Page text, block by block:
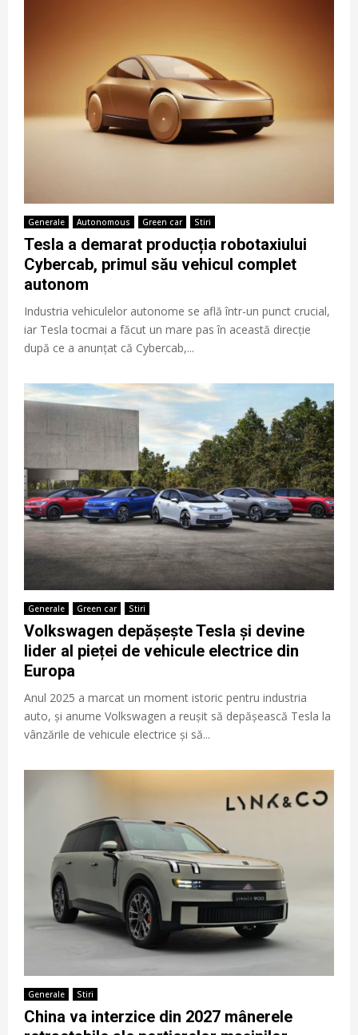
Generale Autonomous Green car Stiri
Tesla a demarat producția robotaxiului
Cybercab, primul său vehicul complet
autonom
Industria vehiculelor autonome se află într-un punct crucial,
iar Tesla tocmai a făcut un mare pas în această direcție
după ce a anunțat că Cybercab,...
Generale Green car Stiri
Volkswagen depășește Tesla și devine
lider al pieței de vehicule electrice din
Europa
Anul 2025 a marcat un moment istoric pentru industria
auto, și anume Volkswagen a reușit să depășească Tesla la
vânzările de vehicule electrice și să...
Generale Stiri
China va interzice din 2027 mânerele